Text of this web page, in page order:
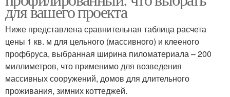
для вашего проекта
Ниже представлена сравнительная таблица расчета
цены 1 кв. м для цельного (массивного) и клееного
профбруса, выбранная ширина пиломатериала – 200
миллиметров, что применимо для возведения
массивных сооружений, домов для длительного
проживания, зимних коттеджей.